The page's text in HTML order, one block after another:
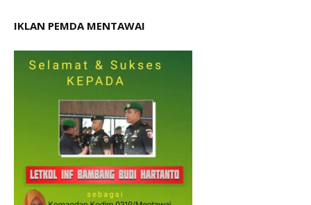
IKLAN PEMDA MENTAWAI